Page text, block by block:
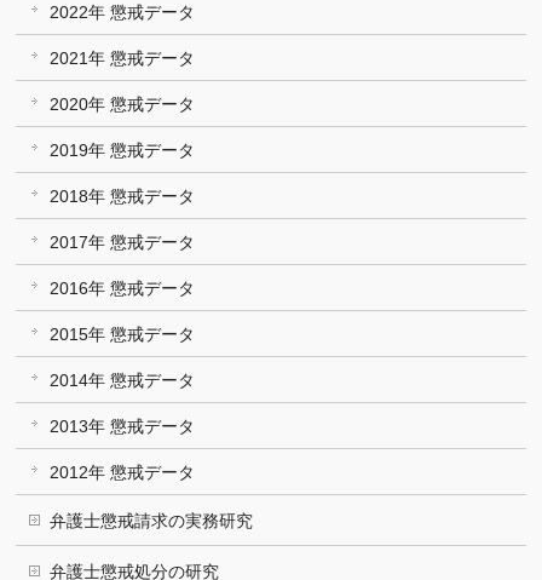
2022年 懲戒データ
2021年 懲戒データ
2020年 懲戒データ
2019年 懲戒データ
2018年 懲戒データ
2017年 懲戒データ
2016年 懲戒データ
2015年 懲戒データ
2014年 懲戒データ
2013年 懲戒データ
2012年 懲戒データ
弁護士懲戒請求の実務研究
弁護士懲戒処分の研究